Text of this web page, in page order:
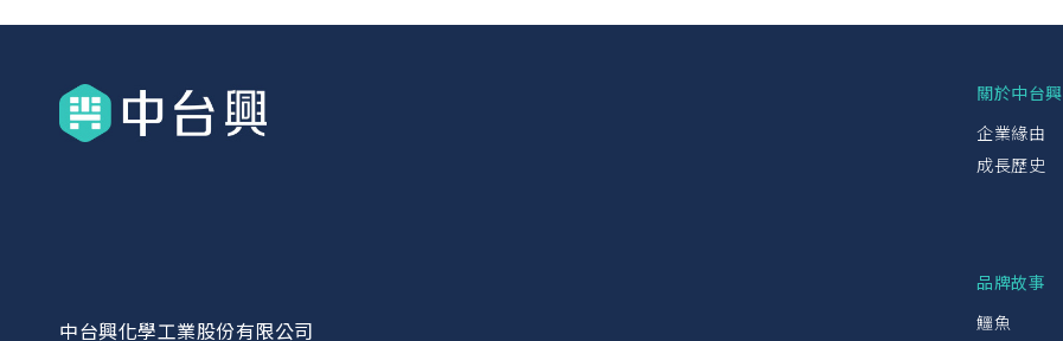
中台興化學工業股份有限公司
關於中台興
企業緣由
成長歷史
品牌故事
鱷魚